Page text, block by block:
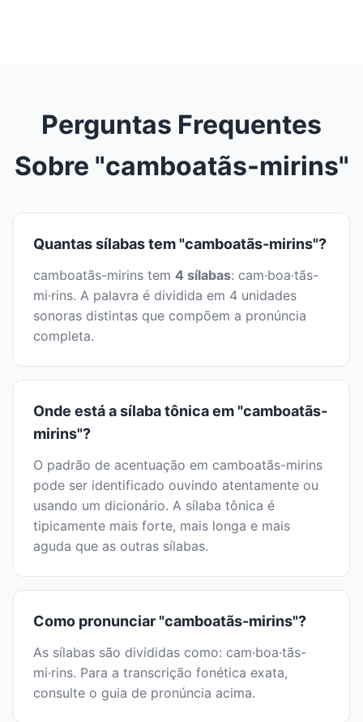
Perguntas Frequentes
Sobre "camboatãs-mirins"
Quantas sílabas tem "camboatãs-mirins"?
camboatãs-mirins tem 4 sílabas: cam·boa·tãs-
mi·rins. A palavra é dividida em 4 unidades
sonoras distintas que compõem a pronúncia
completa.
Onde está a sílaba tônica em "camboatãs-
mirins"?
O padrão de acentuação em camboatãs-mirins
pode ser identificado ouvindo atentamente ou
usando um dicionário. A sílaba tônica é
tipicamente mais forte, mais longa e mais
aguda que as outras sílabas.
Como pronunciar "camboatãs-mirins"?
As sílabas são divididas como: cam·boa·tãs-
mi·rins. Para a transcrição fonética exata,
consulte o guia de pronúncia acima.